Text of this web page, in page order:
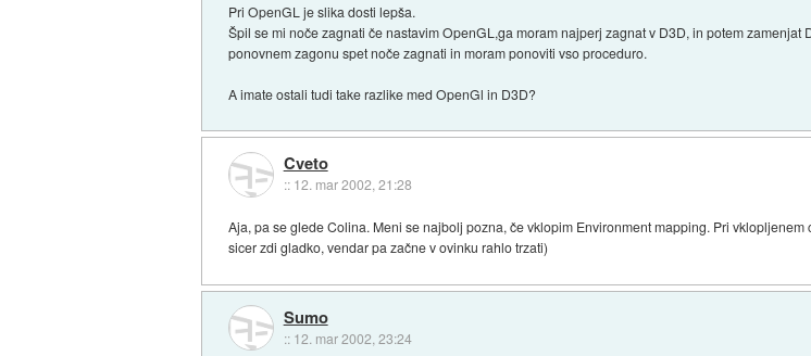
Pri OpenGL je slika dosti lepša.
Špil se mi noče zagnati če nastavim OpenGL,ga moram najperj zagnat v D3D, in potem
ponovnem zagonu spet noče zagnati in moram ponoviti vso proceduro.
A imate ostali tudi take razlike med OpenGl in D3D?
Cveto
:: 12. mar 2002, 21:28
Aja, pa se glede Colina. Meni se najbolj pozna, če vklopim Environment mapping. Pri
sicer zdi gladko, vendar pa začne v ovinku rahlo trzati)
Sumo
:: 12. mar 2002, 23:24